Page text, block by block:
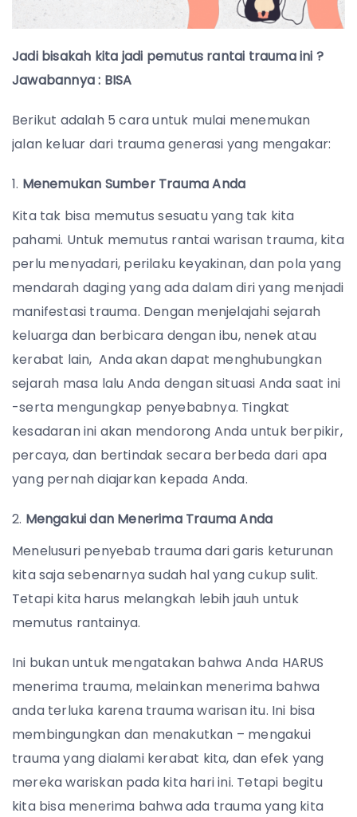
Jadi bisakah kita jadi pemutus rantai trauma ini ?
Jawabannya : BISA
Berikut adalah 5 cara untuk mulai menemukan
jalan keluar dari trauma generasi yang mengakar:
Menemukan Sumber Trauma Anda
Kita tak bisa memutus sesuatu yang tak kita
pahami. Untuk memutus rantai warisan trauma, kita
perlu menyadari, perilaku keyakinan, dan pola yang
mendarah daging yang ada dalam diri yang menjadi
manifestasi trauma. Dengan menjelajahi sejarah
keluarga dan berbicara dengan ibu, nenek atau
kerabat lain, Anda akan dapat menghubungkan
sejarah masa lalu Anda dengan situasi Anda saat ini
-serta mengungkap penyebabnya. Tingkat
kesadaran ini akan mendorong Anda untuk berpikir,
percaya, dan bertindak secara berbeda dari apa
yang pernah diajarkan kepada Anda.
Mengakui dan Menerima Trauma Anda
Menelusuri penyebab trauma dari garis keturunan
kita saja sebenarnya sudah hal yang cukup sulit.
Tetapi kita harus melangkah lebih jauh untuk
memutus rantainya.
Ini bukan untuk mengatakan bahwa Anda HARUS
menerima trauma, melainkan menerima bahwa
anda terluka karena trauma warisan itu. Ini bisa
membingungkan dan menakutkan – mengakui
trauma yang dialami kerabat kita, dan efek yang
mereka wariskan pada kita hari ini. Tetapi begitu
kita bisa menerima bahwa ada trauma yang kita